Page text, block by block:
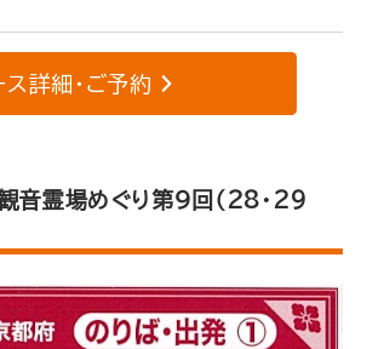
ス詳細・ご予約
音霊場めぐり第９回（28･29